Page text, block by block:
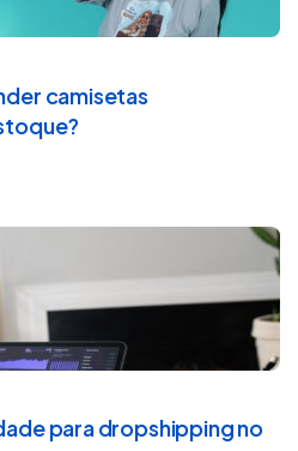
camisetas
para dropshipping no